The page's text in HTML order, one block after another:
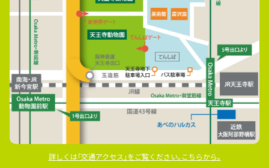
詳しくは｢交通アクセス｣をご覧ください｡こちらから｡